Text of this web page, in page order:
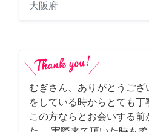
大阪府
むぎさん、ありがとうござ
をしている時からとても丁
この方ならとお会いする前